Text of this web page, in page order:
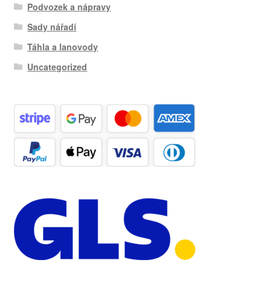
Podvozek a nápravy
Sady nářadí
Táhla a lanovody
Uncategorized